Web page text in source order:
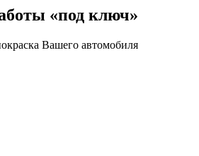
«под ключ»
Вашего автомобиля